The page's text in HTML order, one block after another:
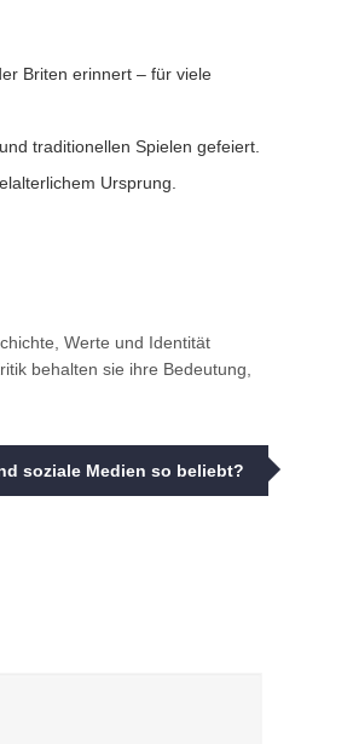
Briten erinnert – für viele
traditionellen Spielen gefeiert.
Ursprung.
Werte und Identität
behalten sie ihre Bedeutung,
soziale Medien so beliebt?